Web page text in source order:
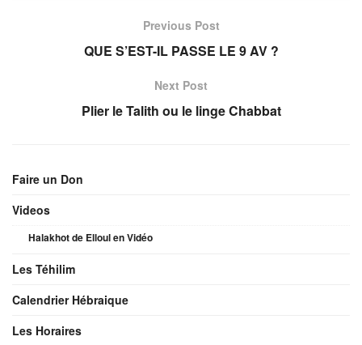
Previous Post
QUE S’EST-IL PASSE LE 9 AV ?
Next Post
Plier le Talith ou le linge Chabbat
Faire un Don
Videos
Halakhot de Elloul en Vidéo
Les Téhilim
Calendrier Hébraique
Les Horaires